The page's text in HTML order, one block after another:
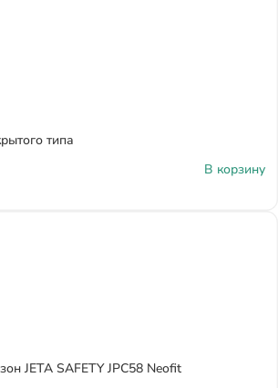
типа
В корзину
JETA SAFETY JPC58 Neofit